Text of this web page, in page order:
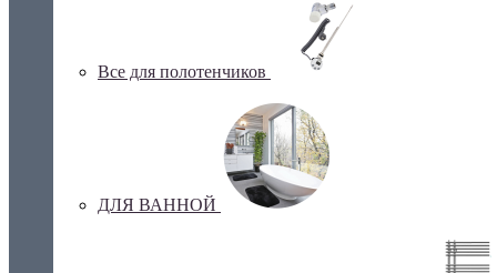
Все для полотенчиков
ДЛЯ ВАННОЙ